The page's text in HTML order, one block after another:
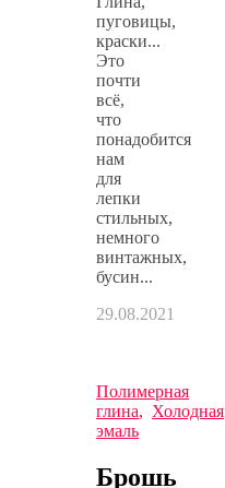
пуговицы,
краски...
Это
почти
всё,
что
понадобится
нам
для
лепки
стильных,
немного
винтажных,
бусин...
29.08.2021
Полимерная
глина, Холодная
эмаль
Брошь